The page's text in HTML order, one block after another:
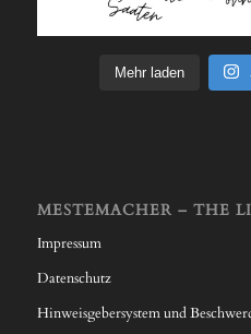
Mehr laden
MESTEMACHER – THE
Impressum
Datenschutz
Hinweisgebersystem und